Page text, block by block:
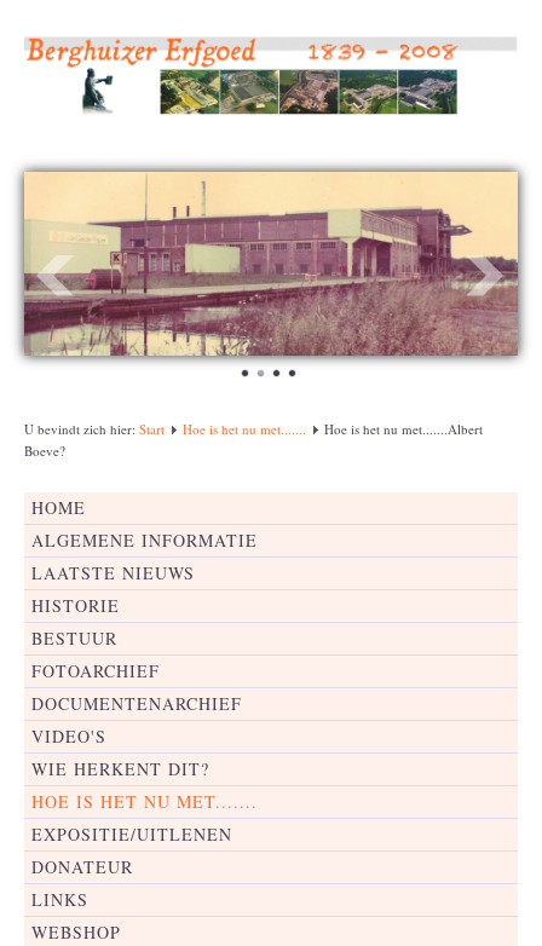
U bevindt zich hier: Start Hoe is het nu met.......
Hoe is het nu met.......Albert
Boeve?
HOME
ALGEMENE INFORMATIE
LAATSTE NIEUWS
HISTORIE
BESTUUR
FOTOARCHIEF
DOCUMENTENARCHIEF
VIDEO'S
WIE HERKENT DIT?
HOE IS HET NU MET.......
EXPOSITIE/UITLENEN
DONATEUR
LINKS
WEBSHOP